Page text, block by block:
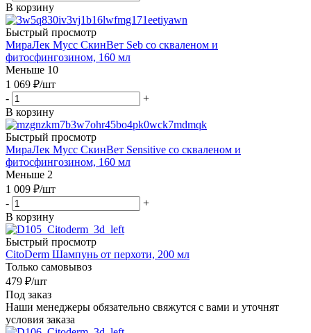
В корзину
Быстрый просмотр
МираЛек Мусс СкинВет Seb со скваленом и
фитосфингозином, 160 мл
Меньше 10
1 069 ₽/шт
-
+
В корзину
Быстрый просмотр
МираЛек Мусс СкинВет Sensitive со скваленом и
фитосфингозином, 160 мл
Меньше 2
1 009 ₽/шт
-
+
В корзину
Быстрый просмотр
CitoDerm Шампунь от перхоти, 200 мл
Только самовывоз
479 ₽/шт
Под заказ
Наши менеджеры обязательно свяжутся с вами и уточнят
условия заказа